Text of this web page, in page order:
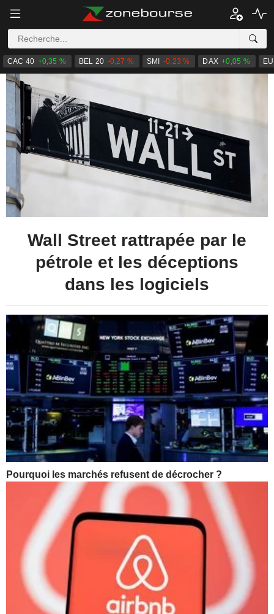
CAC 40 +0,35 % BEL 20 -0,27 % SMI -0,23 % DAX +0,05 %
Pourquoi les marchés refusent de décrocher ?
Wall Street rattrapée par le
pétrole et les déceptions
dans les logiciels